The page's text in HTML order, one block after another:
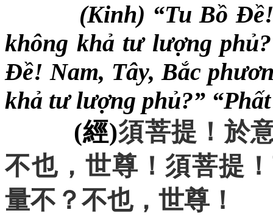
(Kinh) “Tu Bồ
không khả tư lượng
Đề! Nam, Tây, Bắc
khả tư lượng phủ?”
(經)須菩提 ！ 於
不也， 世尊 ！ 須菩提 ！
量不 ？不也， 世尊 ！